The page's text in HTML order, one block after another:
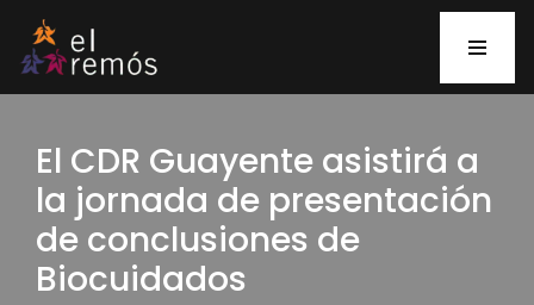
Saltar
al
El CDR Guayente asistirá a
la jornada de presentación
de conclusiones de
Biocuidados